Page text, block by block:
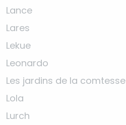
Lance
Lares
Lekue
Leonardo
Les jardins de la comtesse
Lola
Lurch